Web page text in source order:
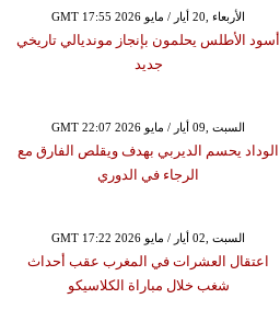
GMT 17:55 2026 الأربعاء ,20 أيار / مايو
أسود الأطلس يحلمون بإنجاز مونديالي تاريخي
جديد
GMT 22:07 2026 السبت ,09 أيار / مايو
الوداد يحسم الديربي بهدف ويقلص الفارق مع
الرجاء في الدوري
GMT 17:22 2026 السبت ,02 أيار / مايو
اعتقال العشرات في المغرب عقب أحداث
شغب خلال مباراة الكلاسيكو